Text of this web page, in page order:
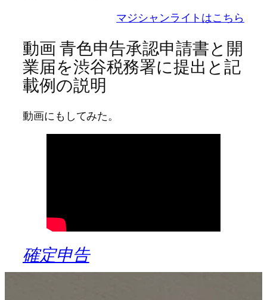
マジシャンライトはこちら
動画 青色申告承認申請書と開
業届を渋谷税務署に提出と記
載例の説明
動画にもしてみた。
確定申告